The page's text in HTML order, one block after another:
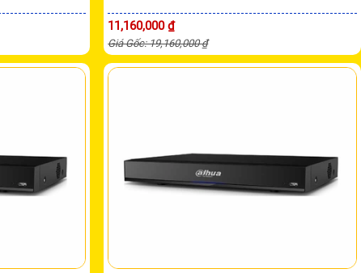
11,160,000 ₫
Giá Gốc: 19,160,000 ₫